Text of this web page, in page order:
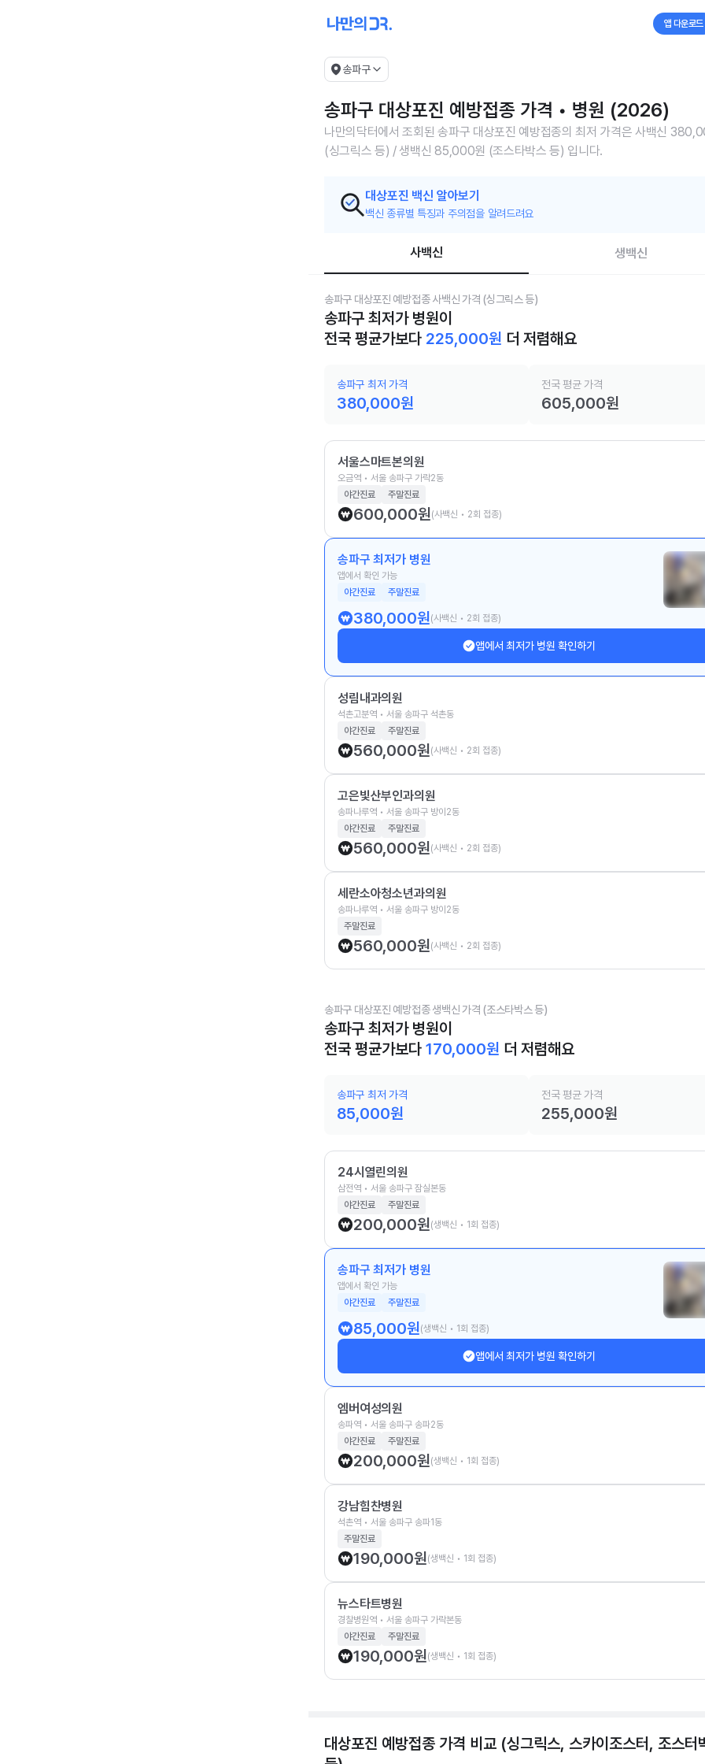
앱 다운로드
송파구
송파구 대상포진 예방접종 가격 • 병원 (2026)
나만의닥터에서 조회된 송파구 대상포진 예방접종의 최저 가격은 사백신
(싱그릭스 등) / 생백신 85,000원 (조스타박스 등) 입니다.
대상포진 백신 알아보기
백신 종류별 특징과 주의점을 알려드려요
사백신 생백신
송파구 대상포진 예방접종 사백신 가격 (싱그릭스 등)
송파구 최저가 병원이
전국 평균가보다 225,000원 더 저렴해요
송파구 최저 가격
380,000원
전국 평균 가격
605,000원
서울스마트본의원
오금역 • 서울 송파구 가락2동
야간진료
주말진료
600,000원(사백신 • 2회 접종)
송파구 최저가 병원
앱에서 확인 가능
야간진료
주말진료
380,000원(사백신 • 2회 접종)
앱에서 최저가 병원 확인하기
성림내과의원
석촌고분역 • 서울 송파구 석촌동
야간진료
주말진료
560,000원(사백신 • 2회 접종)
고은빛산부인과의원
송파나루역 • 서울 송파구 방이2동
야간진료
주말진료
560,000원(사백신 • 2회 접종)
세란소아청소년과의원
송파나루역 • 서울 송파구 방이2동
주말진료
560,000원(사백신 • 2회 접종)
송파구 대상포진 예방접종 생백신 가격 (조스타박스 등)
송파구 최저가 병원이
전국 평균가보다 170,000원 더 저렴해요
송파구 최저 가격
85,000원
전국 평균 가격
255,000원
24시열린의원
삼전역 • 서울 송파구 잠실본동
야간진료
주말진료
200,000원(생백신 • 1회 접종)
송파구 최저가 병원
앱에서 확인 가능
야간진료
주말진료
85,000원(생백신 • 1회 접종)
앱에서 최저가 병원 확인하기
엠버여성의원
송파역 • 서울 송파구 송파2동
야간진료
주말진료
200,000원(생백신 • 1회 접종)
강남힘찬병원
석촌역 • 서울 송파구 송파1동
주말진료
190,000원(생백신 • 1회 접종)
뉴스타트병원
경찰병원역 • 서울 송파구 가락본동
야간진료
주말진료
190,000원(생백신 • 1회 접종)
대상포진 예방접종 가격 비교 (싱그릭스, 스카이조스터, 조스터